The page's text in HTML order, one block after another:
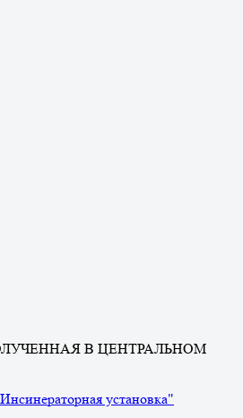
В ЦЕНТРАЛЬНОМ
установка"